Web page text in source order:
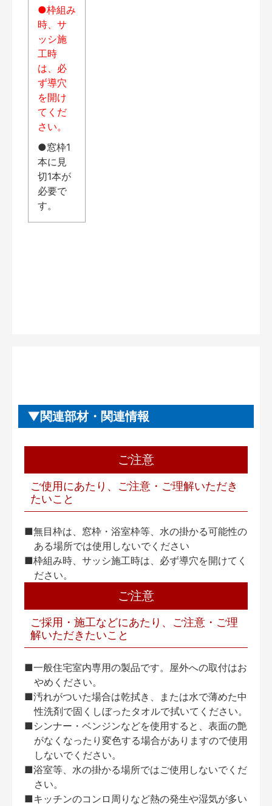
●枠組み
時、サ
ッシ施
工時
は、必
ず導穴
を開け
てくだ
さい。
●窓枠1
本に見
切1本が
必要で
す。
関連部材・関連情報
ご注意
ご使用にあたり、ご注意・ご理解いただき
たいこと
■無目枠は、窓枠・浴室枠等、水の掛かる可能性の
ある場所では使用しないでください
■枠組み時、サッシ施工時は、必ず導穴を開けてく
ださい。
ご注意
ご採用・施工などにあたり、ご注意・ご理
解いただきたいこと
■一般住宅室内専用の製品です。屋外への取付はお
やめください。
■汚れがついた場合は乾拭き、または水で薄めた中
性洗剤で固くしぼったタオルで拭いてください。
■シンナー・ベンジンなどを使用すると、表面の艶
がなくなったり変色する場合がありますので使用
しないでください。
■浴室等、水の掛かる場所ではご使用しないでくだ
さい。
■キッチンのコンロ周りなど熱の発生や湿気が多い